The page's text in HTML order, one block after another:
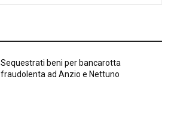
Sequestrati beni per bancarotta
fraudolenta ad Anzio e Nettuno